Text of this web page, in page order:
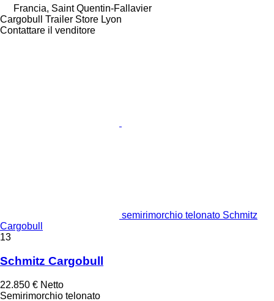
Francia, Saint Quentin-Fallavier
Cargobull Trailer Store Lyon
Contattare il venditore
semirimorchio telonato Schmitz
Cargobull
13
Schmitz Cargobull
22.850 € Netto
Semirimorchio telonato